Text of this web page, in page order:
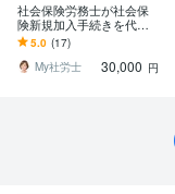
社会保険労務士が社会保
険新規加入手続きを代行
します （会社で初めて社
会保険に加入する際のお
手続きです）
5.0 (17)
My社労士
30,000 円